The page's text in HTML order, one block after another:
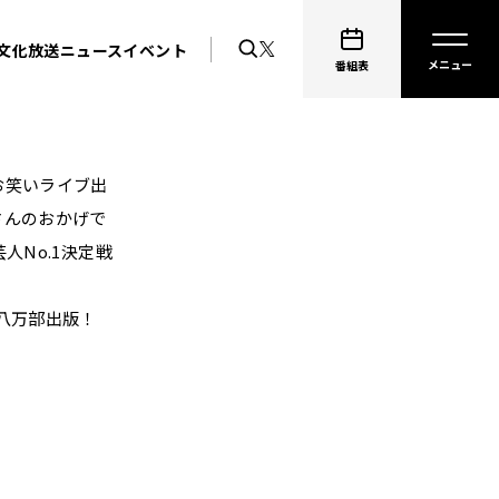
化放送ニュースイベント
番組表
いライブ出
のおかげで
人No.1決定戦
部出版！